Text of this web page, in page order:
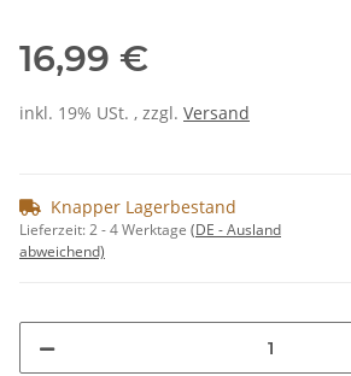
16,99 €
inkl. 19% USt. , zzgl. Versand
Knapper Lagerbestand
Lieferzeit:2 - 4 Werktage (DE - Ausland
abweichend)